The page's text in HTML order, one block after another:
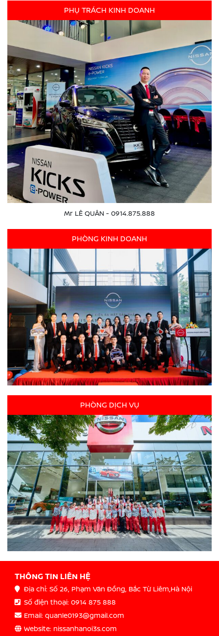
PHỤ TRÁCH KINH DOANH
Mr LÊ QUÂN - 0914.875.888
PHÒNG KINH DOANH
PHÒNG DỊCH VỤ
THÔNG TIN LIÊN HỆ
Địa chỉ: Số 26, Phạm Văn Đồng, Bắc Từ Liêm,Hà Nội
Số điện thoại: 0914 875 888
Email: quanle0193@gmail.com
Website: nissanhanoi3s.com